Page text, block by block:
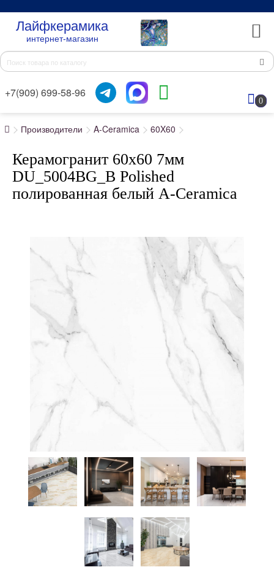
Лайфкерамика
интернет-магазин
+7(909) 699-58-96
0
Производители A-Ceramica 60X60
Керамогранит 60x60 7мм
DU_5004BG_B Polished
полированная белый A-Ceramica